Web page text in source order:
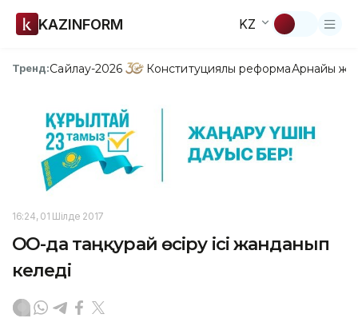
KAZINFORM KZ
Тренд:Сайлау-2026 Конституциялық реформаАрнайы
16:24, 01 Шілде 2017
ОҚО-да таңқурай өсіру ісі жанданып
келеді